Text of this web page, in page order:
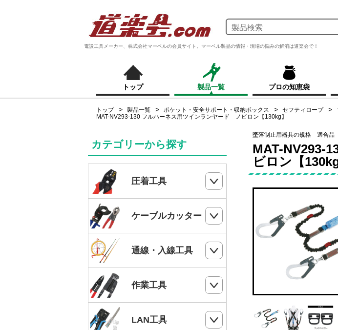
電設工具メーカー、株式会社マーベルの会員サイト。マーベル製品の情報・現場の悩みの解消は道楽会で！
トップ 製品一覧 プロの知恵袋
トップ 製品一覧 ポケット・安全サポート・収納ボックス セフティロープ
MAT-NV293-130 フルハーネス用ツインランヤード ノビロン【130kg】
墜落制止用器具の規格 適合品
MAT-NV293-
ビロン【130kg
カテゴリーから探す
圧着工具
ハンドプレス
電気工事士技能試験工具セット
手動油圧圧着工具
MC4端子用圧着工具
フェルール端子 圧着工具
ケーブルカッター
ケーブルカッター
ワイヤーカッター
ハードカッター
通線・入線工具
スネークラインシリーズ
Jetラインシリーズ
通線収納ケース
作業工具
切断・パンチ
LAN工具